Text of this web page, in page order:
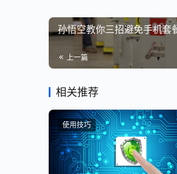
孙悟空教你三招避免手机套
上一篇
相关推荐
使用技巧